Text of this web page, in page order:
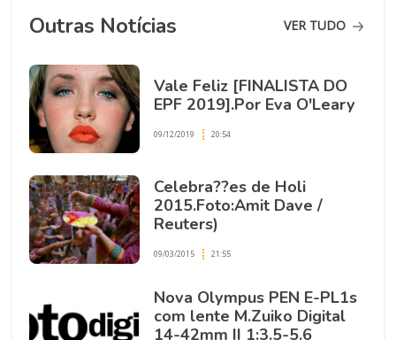
Outras Notícias VER TUDO
Vale Feliz [FINALISTA DO
EPF 2019].Por Eva O'Leary
09/12/2019 20:54
Celebra??es de Holi
2015.Foto:Amit Dave /
Reuters)
09/03/2015 21:55
Nova Olympus PEN E-PL1s
com lente M.Zuiko Digital
14-42mm II 1:3.5-5.6